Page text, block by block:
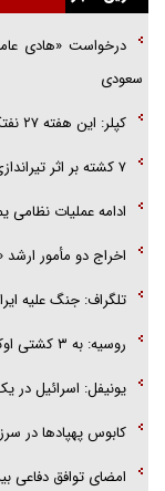
تحلیل ابعاد پیام رهبر
درخواست «هادی
سعودی
کپلر: این هفته ۲۷ نفتکش و شناور از تنگه هرمز تردد کردند
۷ کشته بر اثر تیراندازی در یک مدرسه در تایلند
ادامه عملیات نظامی
اخراج دو مأمور
تلگراف: جنگ علیه
روسیه: به ۳ کشتی اوکراین حمله و ۲۰۳ پهپاد را سرنگون کردیم
یونیفل: اسرائیل در یک روز ۱۱۳ پرتابه به جنوب
کابوس پهپادها در
امضای توافق دفاعی